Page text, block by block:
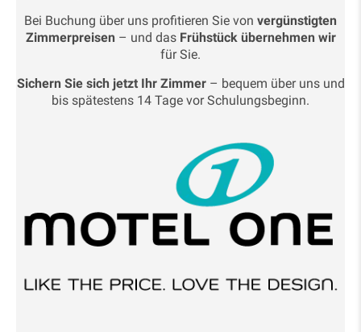
Bei Buchung über uns profitieren Sie von vergünstigten
Zimmerpreisen – und das Frühstück übernehmen wir
für Sie.
Sichern Sie sich jetzt Ihr Zimmer– bequem über uns und
bis spätestens 14 Tage vor Schulungsbeginn.